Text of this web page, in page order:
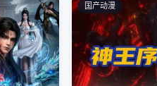
国产动漫